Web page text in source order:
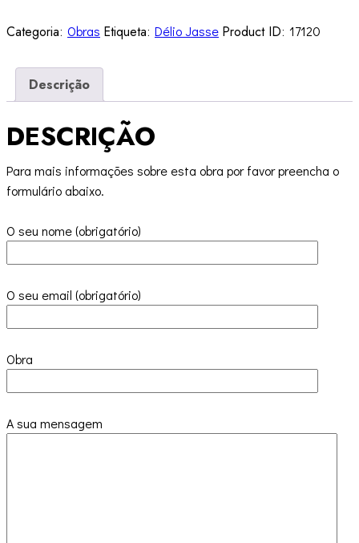
Categoria: Obras Etiqueta: Délio Jasse Product ID: 17120
Descrição
DESCRIÇÃO
Para mais informações sobre esta obra por favor preencha o
formulário abaixo.
O seu nome (obrigatório)
O seu email (obrigatório)
Obra
A sua mensagem